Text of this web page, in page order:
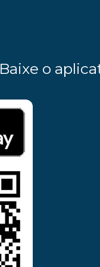
Baixe o